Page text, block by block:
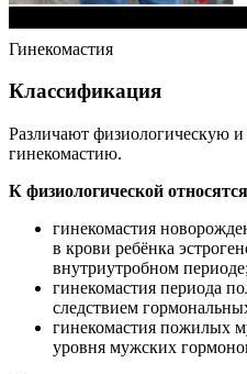
Гинекомастия
Классификация
Различают физиологическую
гинекомастию.
К физиологической
гинекомастия
в крови ребёнка
внутриутробном периоде;
гинекомастия периода
следствием
гинекомастия пожилых
уровня мужских